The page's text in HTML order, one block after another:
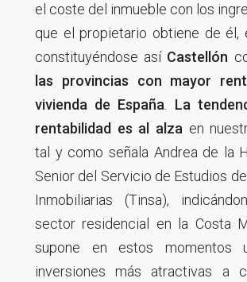
el coste del inmueble con los
que el propietario obtiene de él,
constituyéndose así Castellón
las provincias con mayor
vivienda de España. La
rentabilidad es al alza en
tal y como señala Andrea de la
Senior del Servicio de Estudios
Inmobiliarias (Tinsa),
sector residencial en la Costa
supone en estos momentos
inversiones más atractivas a